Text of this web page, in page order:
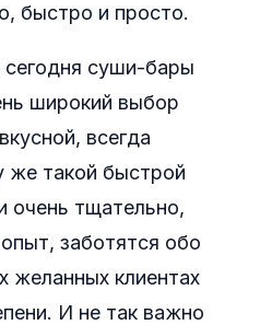
быстро и просто.
суши-бары
широкий выбор
всегда
же такой быстрой
очень тщательно,
заботятся обо
желанных клиентах
И не так важно